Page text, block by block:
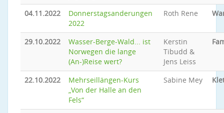
04.11.2022
Donnerstagsanderungen
2022
Roth Rene
29.10.2022
Wasser-Berge-Wald... ist
Norwegen die lange
(An-)Reise wert?
Kerstin
Tibudd &
Jens Leiss
22.10.2022
Mehrseillängen-Kurs
„Von der Halle an den
Fels“
Sabine Mey